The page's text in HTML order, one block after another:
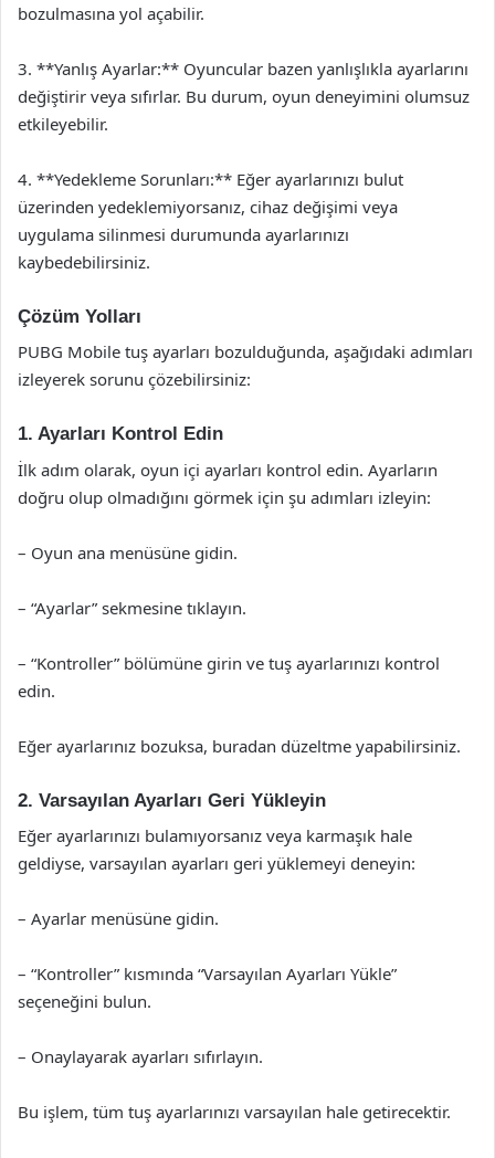
bozulmasına yol açabilir.
3. **Yanlış Ayarlar:** Oyuncular bazen yanlışlıkla ayarlarını
değiştirir veya sıfırlar. Bu durum, oyun deneyimini olumsuz
etkileyebilir.
4. **Yedekleme Sorunları:** Eğer ayarlarınızı bulut
üzerinden yedeklemiyorsanız, cihaz değişimi veya
uygulama silinmesi durumunda ayarlarınızı
kaybedebilirsiniz.
Çözüm Yolları
PUBG Mobile tuş ayarları bozulduğunda, aşağıdaki adımları
izleyerek sorunu çözebilirsiniz:
1. Ayarları Kontrol Edin
İlk adım olarak, oyun içi ayarları kontrol edin. Ayarların
doğru olup olmadığını görmek için şu adımları izleyin:
– Oyun ana menüsüne gidin.
– “Ayarlar” sekmesine tıklayın.
– “Kontroller” bölümüne girin ve tuş ayarlarınızı kontrol
edin.
Eğer ayarlarınız bozuksa, buradan düzeltme yapabilirsiniz.
2. Varsayılan Ayarları Geri Yükleyin
Eğer ayarlarınızı bulamıyorsanız veya karmaşık hale
geldiyse, varsayılan ayarları geri yüklemeyi deneyin:
– Ayarlar menüsüne gidin.
– “Kontroller” kısmında “Varsayılan Ayarları Yükle”
seçeneğini bulun.
– Onaylayarak ayarları sıfırlayın.
Bu işlem, tüm tuş ayarlarınızı varsayılan hale getirecektir.